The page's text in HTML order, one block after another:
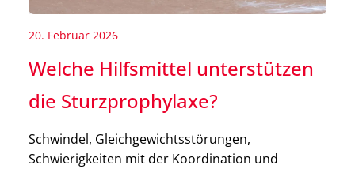
20. Februar 2026
Welche Hilfsmittel unterstützen
die Sturzprophylaxe?
Schwindel, Gleichgewichtsstörungen,
Schwierigkeiten mit der Koordination und